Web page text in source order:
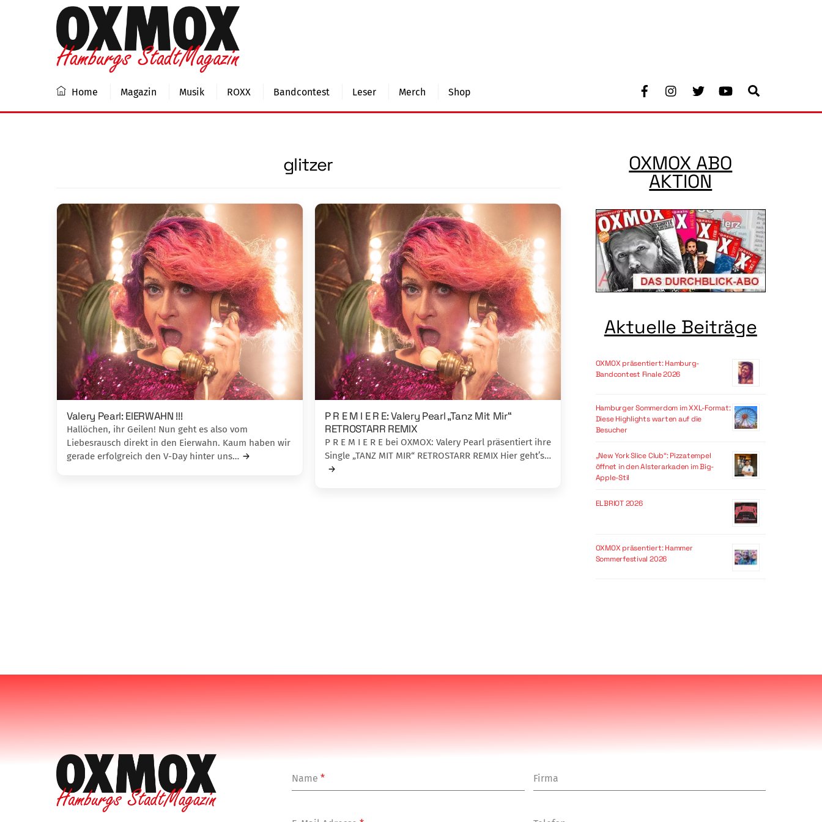
Facebook Youtube
Home Magazin Musik ROXX Bandcontest Leser Merch Shop
glitzer
Valery Pearl: EIERWAHN !!!
Hallöchen, ihr Geilen! Nun geht es also vom
Liebesrausch direkt in den Eierwahn. Kaum haben wir
gerade erfolgreich den V-Day hinter uns…
P R E M I E R E: Valery Pearl „Tanz Mit Mir“
RETROSTARR REMIX
P R E M I E R E bei OXMOX: Valery Pearl präsentiert ihre
Single „TANZ MIT MIR“ RETROSTARR REMIX Hier geht’s…
OXMOX ABO
AKTION
Aktuelle Beiträge
OXMOX präsentiert: Hamburg-
Bandcontest Finale 2026
Hamburger Sommerdom im XXL-Format:
Diese Highlights warten auf die
Besucher
„New York Slice Club“: Pizzatempel
öffnet in den Alsterarkaden im Big-
Apple-Stil
ELBRIOT 2026
OXMOX präsentiert: Hammer
Sommerfestival 2026
Name* Firma